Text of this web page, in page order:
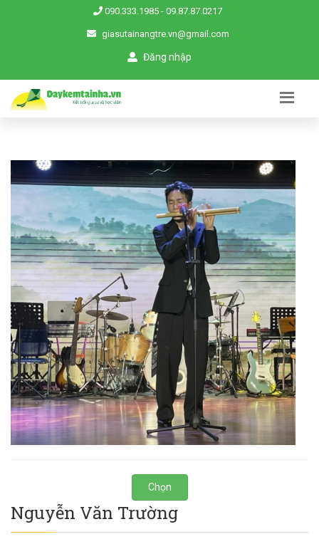
090.333.1985 - 09.87.87.0217
giasutainangtre.vn@gmail.com
Đăng nhập
Chọn
Nguyễn Văn Trường